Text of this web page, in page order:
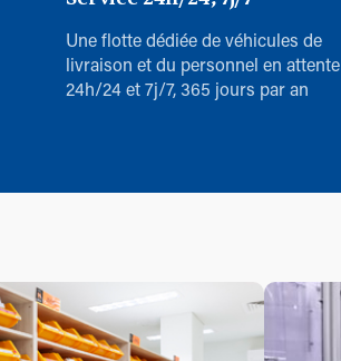
Une flotte dédiée de véhicules de
livraison et du personnel en attente
24h/24 et 7j/7, 365 jours par an